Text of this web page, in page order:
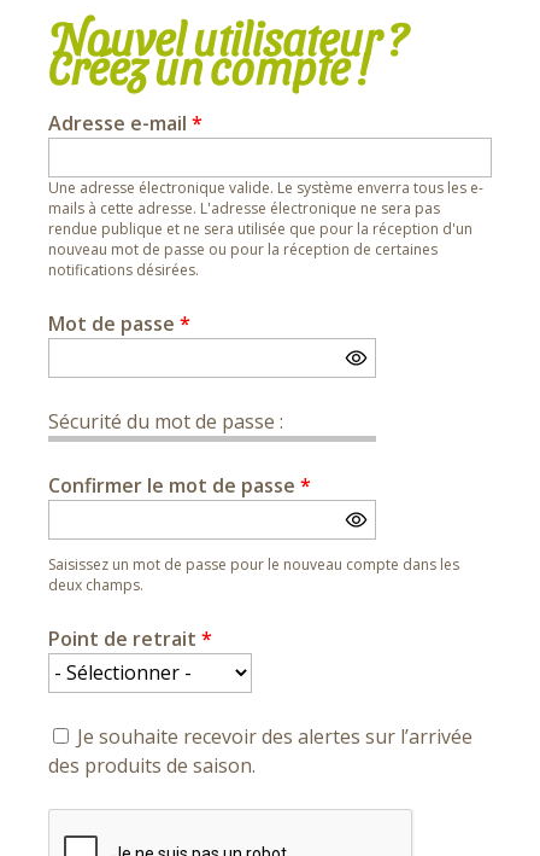
Nouvel utilisateur ?
Créez un compte !
Adresse e-mail *
Une adresse électronique valide. Le système enverra tous les e-
mails à cette adresse. L'adresse électronique ne sera pas
rendue publique et ne sera utilisée que pour la réception d'un
nouveau mot de passe ou pour la réception de certaines
notifications désirées.
Mot de passe *
Sécurité du mot de passe :
Confirmer le mot de passe *
Saisissez un mot de passe pour le nouveau compte dans les
deux champs.
Point de retrait *
Je souhaite recevoir des alertes sur l’arrivée
des produits de saison.